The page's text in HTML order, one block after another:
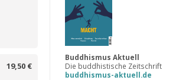
19,50 €
Buddhismus Aktuell
Die buddhistische Zeitschrift
buddhismus-aktuell.de